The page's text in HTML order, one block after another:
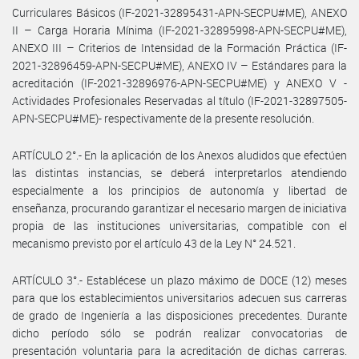
Curriculares Básicos (IF-2021-32895431-APN-SECPU#ME), ANEXO
II – Carga Horaria Mínima (IF-2021-32895998-APN-SECPU#ME),
ANEXO III – Criterios de Intensidad de la Formación Práctica (IF-
2021-32896459-APN-SECPU#ME), ANEXO IV – Estándares para la
acreditación (IF-2021-32896976-APN-SECPU#ME) y ANEXO V -
Actividades Profesionales Reservadas al título (IF-2021-32897505-
APN-SECPU#ME)- respectivamente de la presente resolución.
ARTÍCULO 2°.- En la aplicación de los Anexos aludidos que efectúen
las distintas instancias, se deberá interpretarlos atendiendo
especialmente a los principios de autonomía y libertad de
enseñanza, procurando garantizar el necesario margen de iniciativa
propia de las instituciones universitarias, compatible con el
mecanismo previsto por el artículo 43 de la Ley N° 24.521.
ARTÍCULO 3°.- Establécese un plazo máximo de DOCE (12) meses
para que los establecimientos universitarios adecuen sus carreras
de grado de Ingeniería a las disposiciones precedentes. Durante
dicho período sólo se podrán realizar convocatorias de
presentación voluntaria para la acreditación de dichas carreras.